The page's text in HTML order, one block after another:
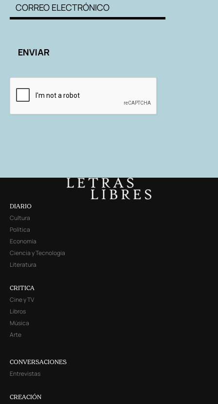
DIARIO
Cultura
Política
Economía
Ciencia y Tecnología
Literatura
CRITICA
Cine y TV
Libros
Música
Arte
CONVERSACIONES
Entrevistas
CREACIÓN